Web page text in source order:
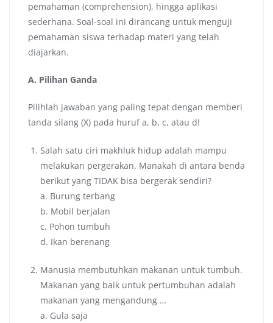
pemahaman (comprehension), hingga aplikasi
sederhana. Soal-soal ini dirancang untuk menguji
pemahaman siswa terhadap materi yang telah
diajarkan.
A. Pilihan Ganda
Pilihlah jawaban yang paling tepat dengan memberi
tanda silang (X) pada huruf a, b, c, atau d!
Salah satu ciri makhluk hidup adalah mampu
melakukan pergerakan. Manakah di antara benda
berikut yang TIDAK bisa bergerak sendiri?
a. Burung terbang
b. Mobil berjalan
c. Pohon tumbuh
d. Ikan berenang
Manusia membutuhkan makanan untuk tumbuh.
Makanan yang baik untuk pertumbuhan adalah
makanan yang mengandung …
a. Gula saja